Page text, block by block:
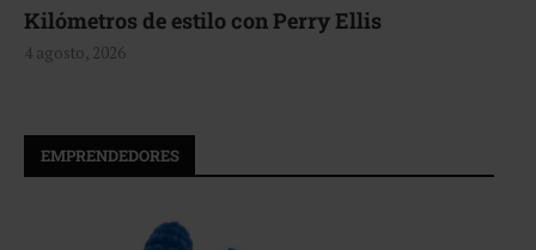
Aerie, texturas que fluyen
4 agosto, 2026
EMPRENDEDORES